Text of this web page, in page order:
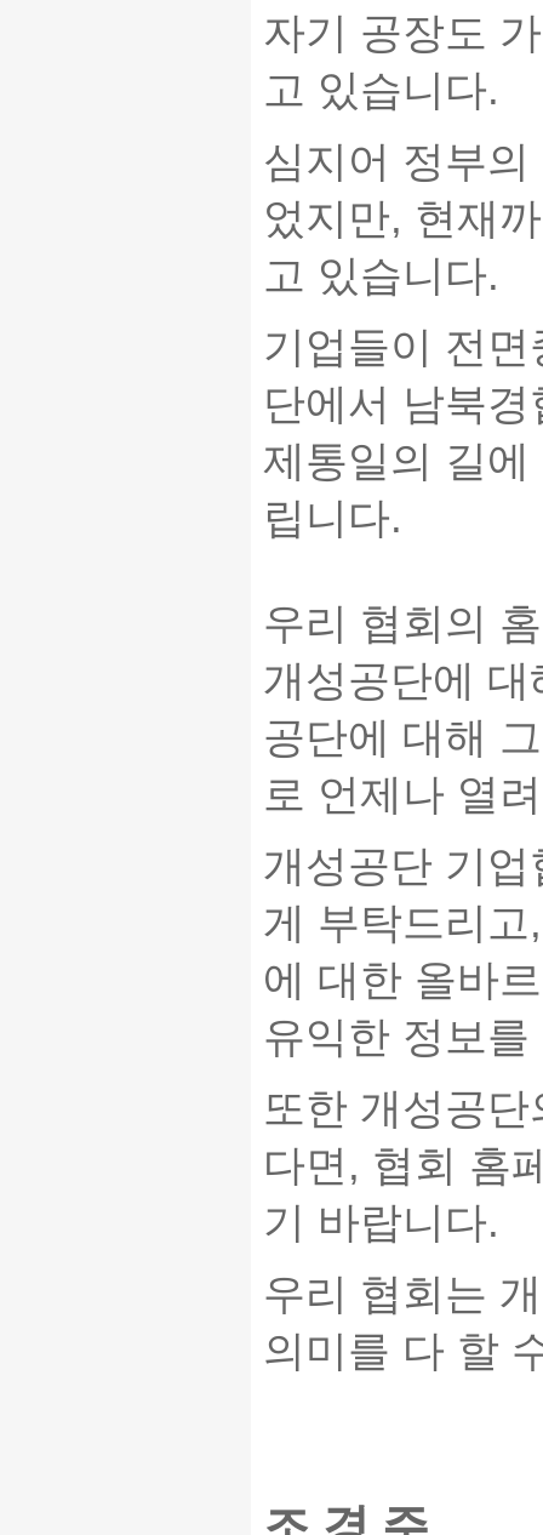
자기 공장도
고 있습니다.
심지어 정부
었지만, 현재
고 있습니다.
기업들이 전
단에서 남북
제통일의 길
립니다.
우리 협회의
개성공단에
공단에 대해
로 언제나 열
개성공단 기
게 부탁드리
에 대한 올바
유익한 정보
또한 개성공
다면, 협회 홈
기 바랍니다.
우리 협회는
의미를 다 할